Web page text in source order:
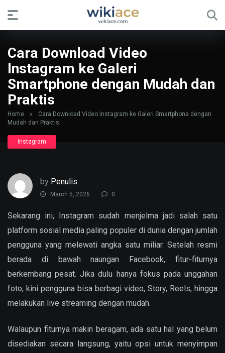
Cara Download Video
Instagram ke Galeri
Smartphone dengan Mudah dan
Praktis
Home »
Cara Download Video Instagram ke Galeri Smartphone dengan
Mudah dan Praktis
Instagram
by Penulis
March 5, 2026 0
Sekarang ini, Instagram sudah menjelma jadi salah satu
platform sosial media paling populer di dunia dengan jumlah
pengguna yang melewati angka satu miliar. Setelah resmi
berada di bawah naungan Facebook, fitur-fiturnya
berkembang pesat. Jika dulu hanya fokus pada unggahan
foto, kini pengguna bisa berbagi video, Story, Reels, hingga
melakukan live streaming dengan mudah.
Walaupun fiturnya makin beragam, ada satu hal yang belum
disediakan secara langsung, yaitu opsi untuk menyimpan